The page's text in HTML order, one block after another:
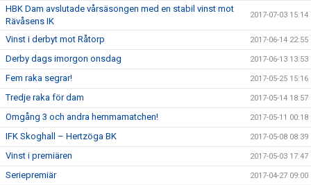
HBK Dam avslutade vårsäsongen med en stabil vinst mot
Rävåsens IK
2017-07-03 15:14
Vinst i derbyt mot Råtorp 2017-06-14 22:55
Derby dags imorgon onsdag 2017-06-13 13:53
Fem raka segrar! 2017-05-25 15:16
Tredje raka för dam 2017-05-14 18:57
Omgång 3 och andra hemmamatchen! 2017-05-11 00:18
IFK Skoghall – Hertzöga BK 2017-05-08 08:39
Vinst i premiären 2017-05-03 17:47
Seriepremiär 2017-04-27 09:00